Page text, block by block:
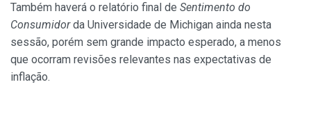
Também haverá o relatório final de Sentimento do
Consumidorda Universidade de Michigan ainda nesta
sessão, porém sem grande impacto esperado, a menos
que ocorram revisões relevantes nas expectativas de
inflação.